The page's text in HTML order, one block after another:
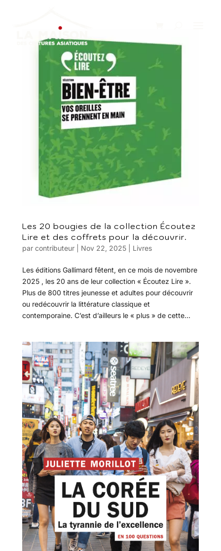
Les 20 bougies de la collection Écoutez
Lire et des coffrets pour la découvrir.
par contributeur| Nov 22, 2025| Livres
Les éditions Gallimard fêtent, en ce mois de novembre
2025 , les 20 ans de leur collection « Écoutez Lire ».
Plus de 800 titres jeunesse et adultes pour découvrir
ou redécouvrir la littérature classique et
contemporaine. C’est d’ailleurs le « plus » de cette...